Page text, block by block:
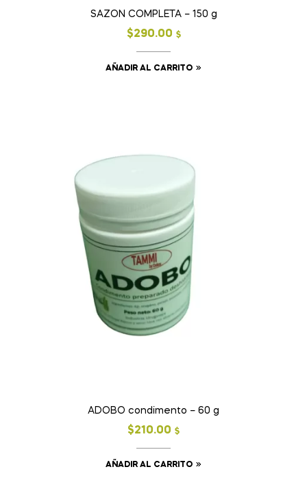
SAZON COMPLETA – 150 g
$290.00 $
AÑADIR AL CARRITO
ADOBO condimento – 60 g
$210.00 $
AÑADIR AL CARRITO